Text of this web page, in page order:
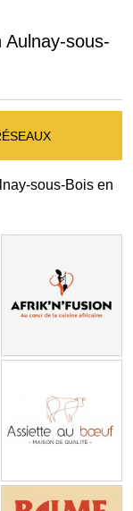
Aulnay-sous-
sous-Bois en